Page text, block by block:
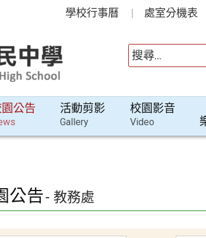
學校行事曆 處室分機表
公告 活動剪影
Gallery
校園影音
Video
公告- 教務處